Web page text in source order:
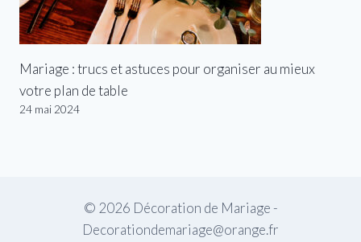
Mariage : trucs et astuces pour organiser au mieux
votre plan de table
24 mai 2024
© 2026 Décoration de Mariage -
Decorationdemariage@orange.fr